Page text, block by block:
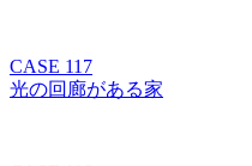
CASE 117
光の回廊がある家